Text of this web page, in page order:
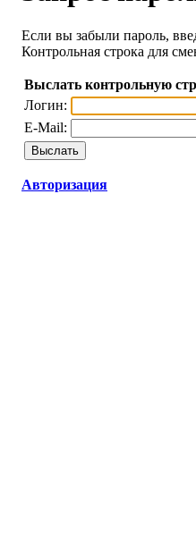
Если вы забыли пароль,
Контрольная строка для
Выслать контрольную
Логин:
E-Mail:
Авторизация